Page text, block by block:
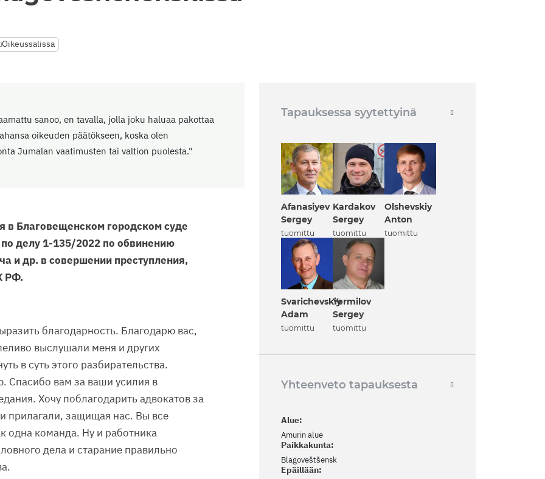
Oikeussalissa
sanoo, en tavalla, jolla joku haluaa pakottaa
oikeuden päätökseen, koska olen
Jumalan vaatimusten tai valtion puolesta."
в Благовещенском городском суде
делу 1-135/2022 по обвинению
и др. в совершении преступления,
РФ.
благодарность. Благодарю вас,
выслушали меня и других
в суть этого разбирательства.
Спасибо вам за ваши усилия в
Хочу поблагодарить адвокатов за
прилагали, защищая нас. Вы все
одна команда. Ну и работника
дела и старание правильно
Tapauksessa syytettyinä
Afanasiyev
Sergey
tuomittu
Kardakov
Sergey
tuomittu
Olshevskiy
Anton
tuomittu
Svarichevskiy
Adam
tuomittu
Yermilov
Sergey
tuomittu
Yhteenveto tapauksesta
Alue:
Amurin alue
Paikkakunta:
Blagoveštšensk
Epäillään: